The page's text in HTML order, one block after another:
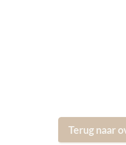
Terug naar